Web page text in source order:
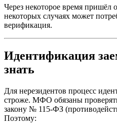
Через некоторое время пришёл
некоторых случаях может
верификация.
Идентификация
знать
Для нерезидентов процесс
строже. МФО обязаны
закону № 115-ФЗ
Поэтому: